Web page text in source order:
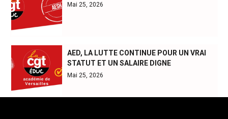
Mai 25, 2026
AED, LA LUTTE CONTINUE POUR UN VRAI
STATUT ET UN SALAIRE DIGNE
Mai 25, 2026